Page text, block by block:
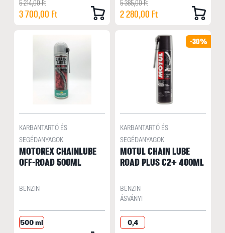
5 214,00 Ft
3 700,00 Ft
5 385,00 Ft
2 280,00 Ft
KARBANTARTÓ ÉS
SEGÉDANYAGOK
MOTOREX CHAINLUBE
OFF-ROAD 500ML
BENZIN
500 ml
-30%
KARBANTARTÓ ÉS
SEGÉDANYAGOK
MOTUL CHAIN LUBE
ROAD PLUS C2+ 400ML
BENZIN
ÁSVÁNYI
0,4